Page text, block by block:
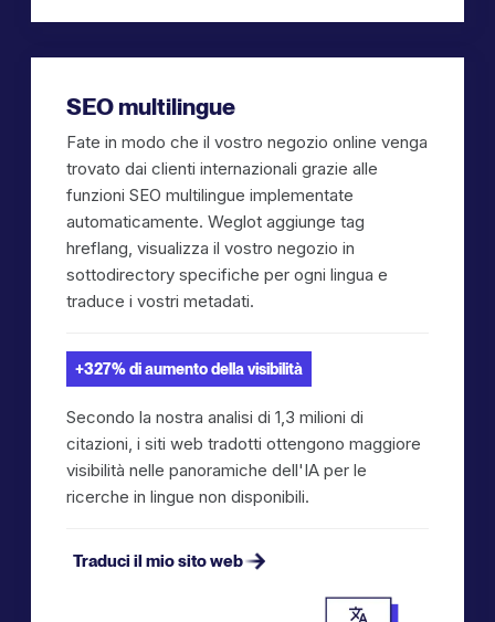
SEO multilingue
Fate in modo che il vostro negozio online venga
trovato dai clienti internazionali grazie alle
funzioni SEO multilingue implementate
automaticamente. Weglot aggiunge tag
hreflang, visualizza il vostro negozio in
sottodirectory specifiche per ogni lingua e
traduce i vostri metadati.
+327% di aumento della visibilità
Secondo la nostra analisi di 1,3 milioni di
citazioni, i siti web tradotti ottengono maggiore
visibilità nelle panoramiche dell'IA per le
ricerche in lingue non disponibili.
Traduci il mio sito web